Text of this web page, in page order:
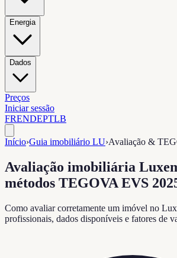
Energia
Dados
Preços
Iniciar sessão
FRENDEPTLB
Início›Guia imobiliário LU›Avaliação &
Avaliação imobiliária
métodos TEGOVA EVS
Como avaliar corretamente um imóvel no
profissionais, dados disponíveis e fatores de